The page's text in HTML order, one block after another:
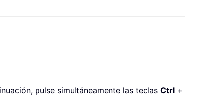
pulse simultáneamente las teclas Ctrl +